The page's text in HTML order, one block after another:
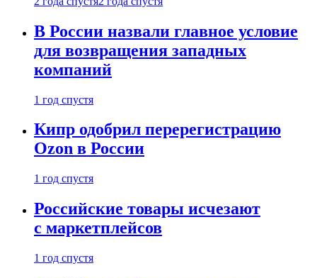
В России назвали главное условие
для возвращения западных
компаний
1 год спустя
Кипр одобрил перерегистрацию
Ozon в России
1 год спустя
Российские товары исчезают
с маркетплейсов
1 год спустя